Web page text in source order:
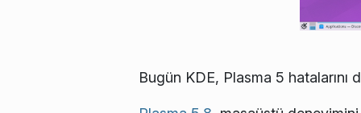
Bugün KDE, Plasma 5 hatalarını